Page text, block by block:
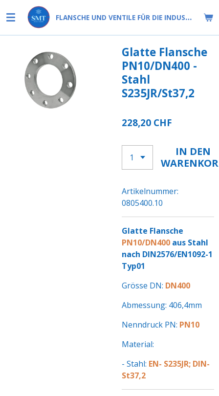
Hauptinhalt
springen
FLANSCHE UND VENTILE FÜR DIE INDUSTRIE
Glatte Flansche
PN10/DN400 -
Stahl
S235JR/St37,2
228,20 CHF
IN DEN
Artikelnummer:
0805400.10
Glatte Flansche
PN10/DN400 aus Stahl
nach DIN2576/EN1092-1
Typ01
Grösse DN: DN400
Abmessung: 406,4mm
Nenndruck PN: PN10
Material:
- Stahl: EN- S235JR; DIN-
St37,2